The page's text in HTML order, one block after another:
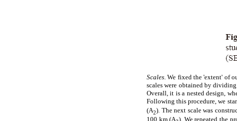
Scales. We fixed the 'extent' of
scales were obtained by
Overall, it is a nested design,
Following this procedure, we
(A2). The next scale was
100 km (A ). We repeated the